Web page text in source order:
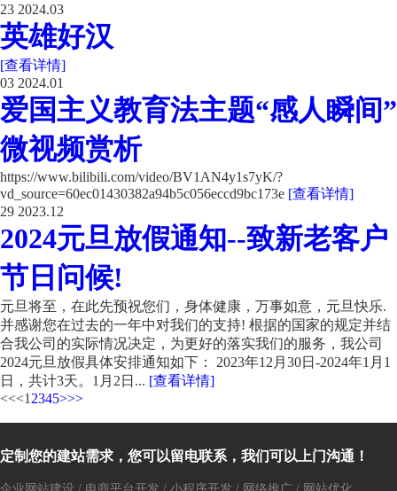
23 2024.03
英雄好汉
[查看详情]
03 2024.01
爱国主义教育法主题“感人瞬间”
微视频赏析
https://www.bilibili.com/video/BV1AN4y1s7yK/?
vd_source=60ec01430382a94b5c056eccd9bc173e [查看详情]
29 2023.12
2024元旦放假通知--致新老客户
节日问候!
元旦将至，在此先预祝您们，身体健康，万事如意，元旦快乐.
并感谢您在过去的一年中对我们的支持! 根据的国家的规定并结
合我公司的实际情况决定，为更好的落实我们的服务，我公司
2024元旦放假具体安排通知如下： 2023年12月30日-2024年1月1
日，共计3天。1月2日... [查看详情]
<<<1 2345>>>
定制您的建站需求，您可以留电联系，我们可以上门沟通！